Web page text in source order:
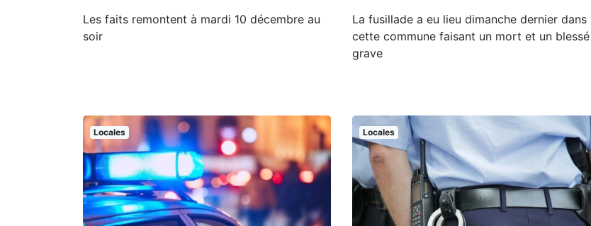
Les faits remontent à mardi 10 décembre au
soir
La fusillade a eu lieu dimanche dernier dans
cette commune faisant un mort et un blessé
grave
Locales Locales